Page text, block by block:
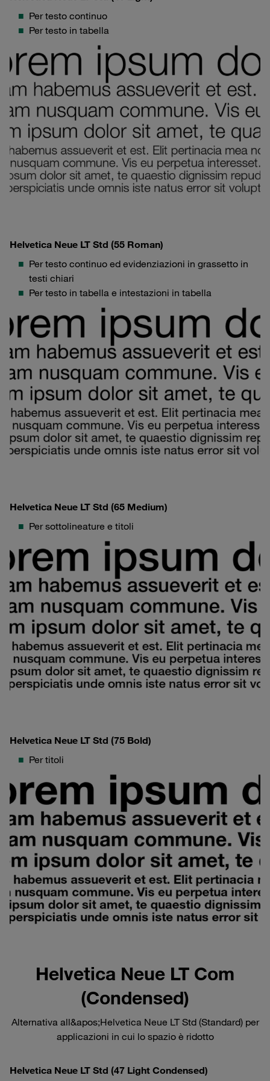
Per testo continuo
Per testo in tabella
Helvetica Neue LT Std (55 Roman)
Per testo continuo ed evidenziazioni in grassetto in
testi chiari
Per testo in tabella e intestazioni in tabella
Helvetica Neue LT Std (65 Medium)
Per sottolineature e titoli
Helvetica Neue LT Std (75 Bold)
Per titoli
Helvetica Neue LT Com
(Condensed)
Alternativa all&apos;Helvetica Neue LT Std (Standard) per
applicazioni in cui lo spazio è ridotto
Helvetica Neue LT Std (47 Light Condensed)